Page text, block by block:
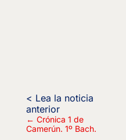
← Crónica 1 de
Camerún. 1º Bach.